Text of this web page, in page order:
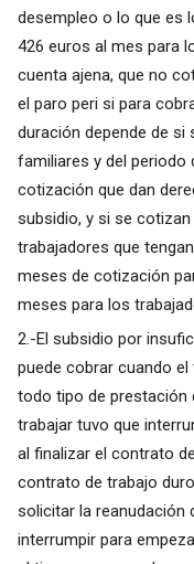
desempleo o lo que es
426 euros al mes para
cuenta ajena, que no
el paro peri si para
duración depende de si
familiares y del periodo
cotización que dan
subsidio, y si se
trabajadores que
meses de cotización
meses para los
2.-El subsidio por
puede cobrar cuando
todo tipo de prestación
trabajar tuvo que
al finalizar el contrato
contrato de trabajo
solicitar la reanudación
interrumpir para